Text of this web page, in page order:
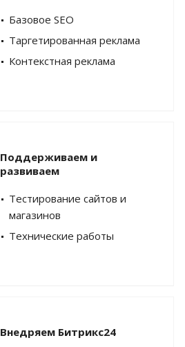
Базовое SEO
Таргетированная реклама
Контекстная реклама
Поддерживаем и
развиваем
Тестирование сайтов и
магазинов
Технические работы
Внедряем Битрикс24